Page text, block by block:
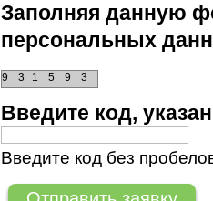
Заполняя данную
персональных
3 1 3
9
5
9
Введите код,
Введите код без